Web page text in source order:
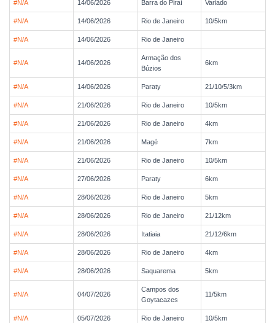
#N/A 14/06/2026 Barra do Piraí Variado
#N/A 14/06/2026 Rio de Janeiro 10/5km
#N/A 14/06/2026 Rio de Janeiro
#N/A 14/06/2026
Armação dos
Búzios
6km
#N/A 14/06/2026 Paraty 21/10/5/3km
#N/A 21/06/2026 Rio de Janeiro 10/5km
#N/A 21/06/2026 Rio de Janeiro 4km
#N/A 21/06/2026 Magé 7km
#N/A 21/06/2026 Rio de Janeiro 10/5km
#N/A 27/06/2026 Paraty 6km
#N/A 28/06/2026 Rio de Janeiro 5km
#N/A 28/06/2026 Rio de Janeiro 21/12km
#N/A 28/06/2026 Itatiaia 21/12/6km
#N/A 28/06/2026 Rio de Janeiro 4km
#N/A 28/06/2026 Saquarema 5km
#N/A 04/07/2026
Campos dos
Goytacazes
11/5km
#N/A 05/07/2026 Rio de Janeiro 10/5km